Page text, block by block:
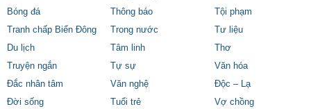
Bóng đá
Thông báo
Tội phạm
Tranh chấp Biển Đông
Trong nước
Tư liệu
Du lịch
Tâm linh
Thơ
Truyện ngắn
Tự sự
Văn hóa
Đắc nhân tâm
Văn nghệ
Độc – Lạ
Đời sống
Tuổi trẻ Vợ chồng